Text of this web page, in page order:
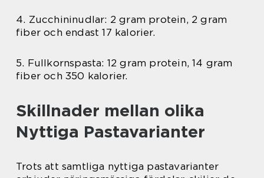
4. Zucchininudlar: 2 gram protein, 2 gram
fiber och endast 17 kalorier.
5. Fullkornspasta: 12 gram protein, 14 gram
fiber och 350 kalorier.
Skillnader mellan olika
Nyttiga Pastavarianter
Trots att samtliga nyttiga pastavarianter